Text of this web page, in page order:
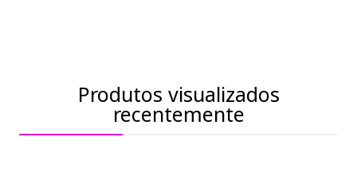
Produtos visualizados
recentemente